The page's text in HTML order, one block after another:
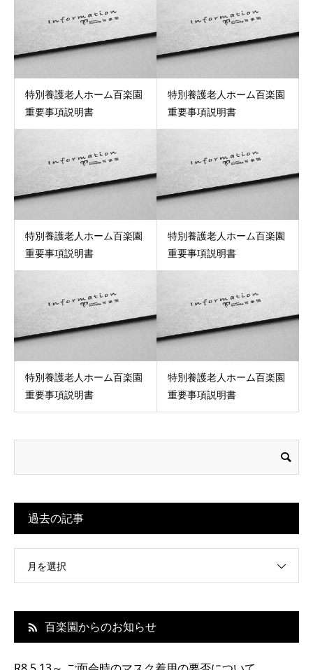
特別養護老人ホーム百楽園
重要事項説明書
特別養護老人ホーム百楽園
重要事項説明書
特別養護老人ホーム百楽園
重要事項説明書
特別養護老人ホーム百楽園
重要事項説明書
特別養護老人ホーム百楽園
重要事項説明書
特別養護老人ホーム百楽園
重要事項説明書
過去の記事
月を選択
百楽園からのお知らせ